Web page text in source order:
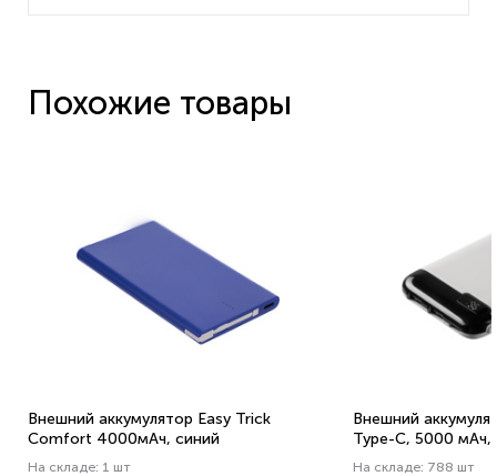
Похожие товары
Внешний аккумулятор Easy Trick
Comfort 4000мАч, синий
На складе: 1 шт
Внешний
Type-C, 5000 мАч,
На складе: 788 шт